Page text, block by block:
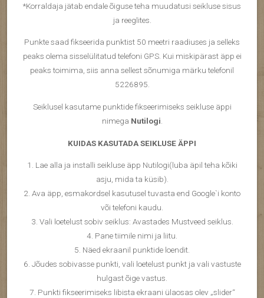
*Korraldaja jätab endale õiguse teha muudatusi seikluse sisus
ja reeglites.
Punkte saad fikseerida punktist 50 meetri raadiuses ja selleks
peaks olema sisselülitatud telefoni GPS. Kui miskipärast äpp ei
peaks toimima, siis anna sellest sõnumiga märku telefonil
5226895.
Seiklusel kasutame punktide fikseerimiseks seikluse äppi
nimega Nutilogi
KUIDAS KASUTADA SEIKLUSE ÄPPI
1. Lae alla ja installi seikluse äpp Nutilogi(luba äpil teha kõiki
asju, mida ta küsib).
2. Ava äpp, esmakordsel kasutusel tuvasta end Google`i konto
või telefoni kaudu.
3. Vali loetelust sobiv seiklus: Avastades Mustveed seiklus.
4. Pane tiimile nimi ja liitu.
5. Näed ekraanil punktide loendit.
6. Jõudes sobivasse punkti, vali loetelust punkt ja vali vastuste
hulgast õige vastus.
7. Punkti fikseerimiseks libista ekraani ülaosas olev „slider“